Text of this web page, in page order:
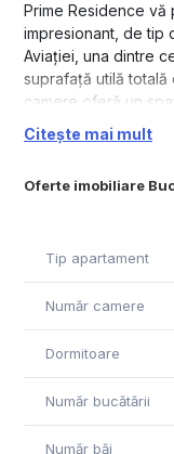
Oferte imobiliare
Prime Residence
impresionant, de tip
Aviației, una dintre
suprafață utilă
camere oferă un
doresc o locuință
amprenta personală
Locuința este
prin spațiile ample
creează o
confort și siguranță
Aceasta este o
penthouse
Citește mai mult
Tip apartament
Număr camere
Dormitoare
Număr bucătării
Număr băi